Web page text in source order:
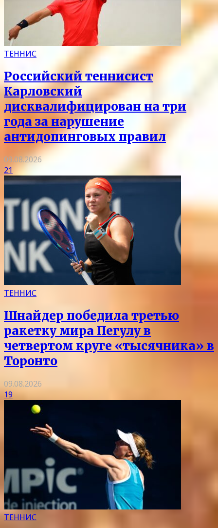
ТЕННИС
Российский теннисист
Карловский
дисквалифицирован на три
года за нарушение
антидопинговых правил
09.08.2026
21
ТЕННИС
Шнайдер победила третью
ракетку мира Пегулу в
четвертом круге «тысячника» в
Торонто
09.08.2026
19
ТЕННИС